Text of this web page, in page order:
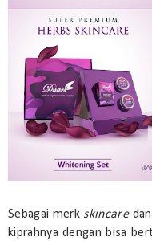
Sebagai merk skincare
kiprahnya dengan bisa